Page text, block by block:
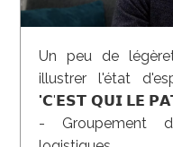
Un peu de
illustrer l'état
"𝗖'𝗘𝗦𝗧 𝗤𝗨𝗜 𝗟𝗘
- Groupement